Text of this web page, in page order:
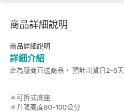
商品詳細說明
商品詳細說明
詳細介紹
此為廠商直送商品， 預計出貨日2-5天
＊可拆式底座
＊升降高度80-100公分